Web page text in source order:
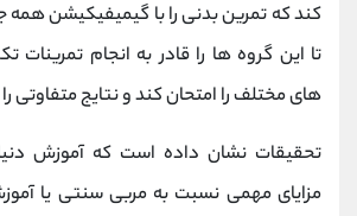
کند که تمرین بدنی را با گیمیفیکیشن همه
تا این گروه ها را قادر به انجام تمرینات
های مختلف را امتحان کند و نتایج متفاوتی
تحقیقات نشان داده است که آموزش
مزایای مهمی نسبت به مربی سنتی یا